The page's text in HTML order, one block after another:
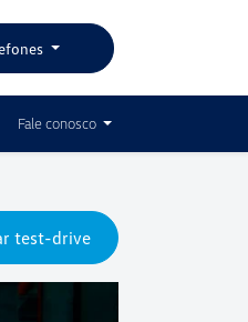
Fale conosco
test-drive